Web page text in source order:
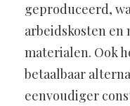
geproduceerd,
arbeidskosten
materialen. Ook
betaalbaar
eenvoudiger